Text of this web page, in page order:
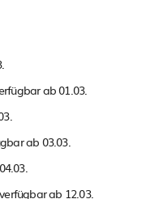
ab 01.03.
ab 03.03.
ab 12.03.